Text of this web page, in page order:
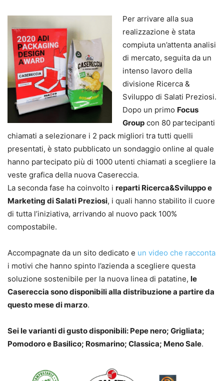
Per arrivare alla sua
realizzazione è stata
compiuta un’attenta analisi
di mercato, seguita da un
intenso lavoro della
divisione Ricerca &
Sviluppo di Salati Preziosi.
Dopo un primo Focus
Group con 80 partecipanti
chiamati a selezionare i 2 pack migliori tra tutti quelli
presentati, è stato pubblicato un sondaggio online al quale
hanno partecipato più di 1000 utenti chiamati a scegliere la
veste grafica della nuova Casereccia.
La seconda fase ha coinvolto i reparti Ricerca&Sviluppo e
Marketing di Salati Preziosi, i quali hanno stabilito il cuore
di tutta l’iniziativa, arrivando al nuovo pack 100%
compostabile.
Accompagnate da un sito dedicato e un video che racconta
i motivi che hanno spinto l’azienda a scegliere questa
soluzione sostenibile per la nuova linea di patatine, le
Casereccia sono disponibili alla distribuzione a partire da
questo mese di marzo.
Sei le varianti di gusto disponibili: Pepe nero; Grigliata;
Pomodoro e Basilico; Rosmarino; Classica; Meno Sale.